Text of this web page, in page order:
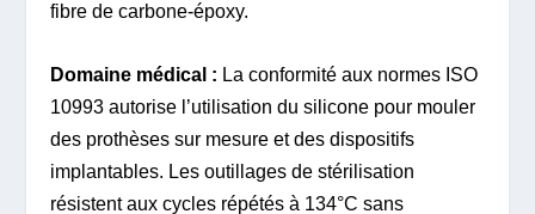
fibre de carbone-époxy.
Domaine médical : La conformité aux normes ISO
10993 autorise l’utilisation du silicone pour mouler
des prothèses sur mesure et des dispositifs
implantables. Les outillages de stérilisation
résistent aux cycles répétés à 134°C sans